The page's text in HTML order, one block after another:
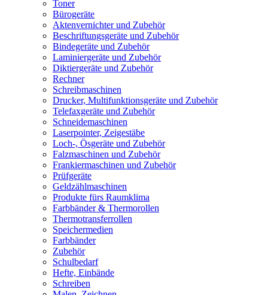
Toner
Bürogeräte
Aktenvernichter und Zubehör
Beschriftungsgeräte und Zubehör
Bindegeräte und Zubehör
Laminiergeräte und Zubehör
Diktiergeräte und Zubehör
Rechner
Schreibmaschinen
Drucker, Multifunktionsgeräte und Zubehör
Telefaxgeräte und Zubehör
Schneidemaschinen
Laserpointer, Zeigestäbe
Loch-, Ösgeräte und Zubehör
Falzmaschinen und Zubehör
Frankiermaschinen und Zubehör
Prüfgeräte
Geldzählmaschinen
Produkte fürs Raumklima
Farbbänder & Thermorollen
Thermotransferrollen
Speichermedien
Farbbänder
Zubehör
Schulbedarf
Hefte, Einbände
Schreiben